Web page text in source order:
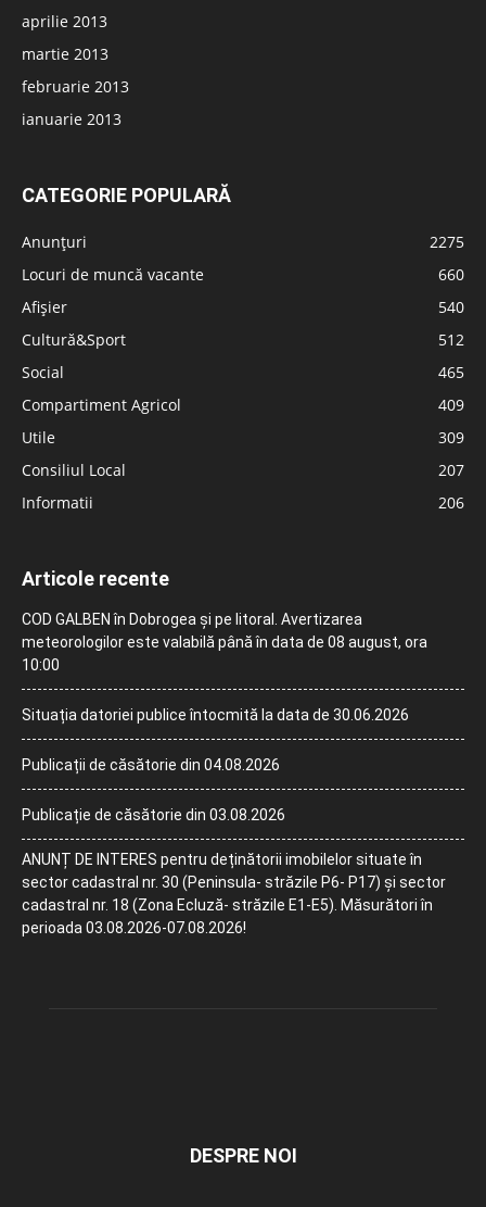
aprilie 2013
martie 2013
februarie 2013
ianuarie 2013
CATEGORIE POPULARĂ
Anunțuri
2275
Locuri de muncă vacante
660
Afișier
540
Cultură&Sport
512
Social
465
Compartiment Agricol
409
Utile
309
Consiliul Local
207
Informatii
206
Articole recente
COD GALBEN în Dobrogea și pe litoral. Avertizarea
meteorologilor este valabilă până în data de 08 august, ora
10:00
Situația datoriei publice întocmită la data de 30.06.2026
Publicații de căsătorie din 04.08.2026
Publicație de căsătorie din 03.08.2026
ANUNȚ DE INTERES pentru deținătorii imobilelor situate în
sector cadastral nr. 30 (Peninsula- străzile P6- P17) și sector
cadastral nr. 18 (Zona Ecluză- străzile E1-E5). Măsurători în
perioada 03.08.2026-07.08.2026!
DESPRE NOI